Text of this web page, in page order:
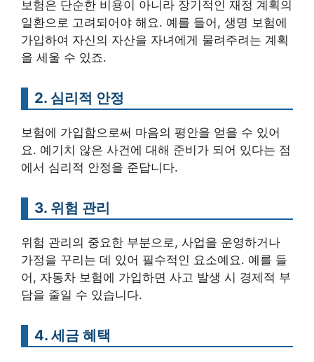
보험은 단순한 비용이 아니라 장기적인 재정 계획의
일환으로 고려되어야 해요. 예를 들어, 생명 보험에
가입하여 자신의 자산을 자녀에게 물려주려는 계획
을 세울 수 있죠.
2. 심리적 안정
보험에 가입함으로써 마음의 평안을 얻을 수 있어
요. 예기치 않은 사건에 대해 준비가 되어 있다는 점
에서 심리적 안정을 준답니다.
3. 위험 관리
위험 관리의 중요한 부분으로, 사업을 운영하거나
가정을 꾸리는 데 있어 필수적인 요소예요. 예를 들
어, 자동차 보험에 가입하면 사고 발생 시 경제적 부
담을 줄일 수 있습니다.
4. 세금 혜택